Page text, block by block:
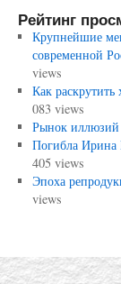
Рейтинг
Крупнейшие
современной
views
Как раскрутить
083 views
Рынок иллюзий
Погибла Ирина
405 views
Эпоха
views